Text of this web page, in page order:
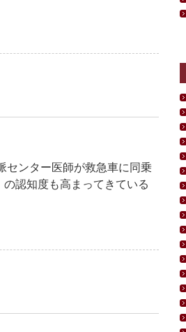
センター医師が救急車に同乗
認知度も高まってきている